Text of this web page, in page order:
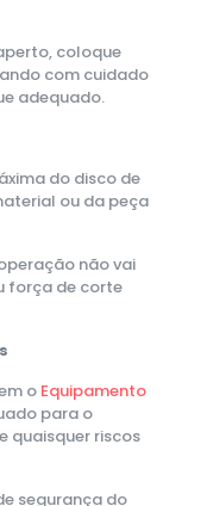
coloque
com cuidado
adequado.
do disco de
ou da peça
não vai
força de corte
o Equipamento
para o
quaisquer riscos
segurança do